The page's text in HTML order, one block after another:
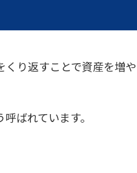
り返すことで資産を増や
ばれています。